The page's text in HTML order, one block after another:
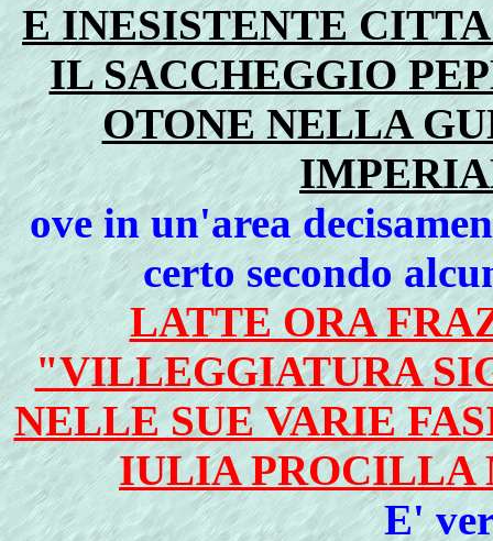
E INESISTENTE
IL SACCHEGGIO
OTONE NELLA
ove in un'area
certo secondo
LATTE ORA
"VILLEGGIATURA
NELLE SUE VARIE
IULIA PROCILLA
E'